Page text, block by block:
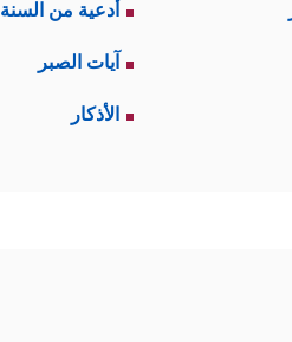
أدعية من السنة
آيات الصبر
الأذكار